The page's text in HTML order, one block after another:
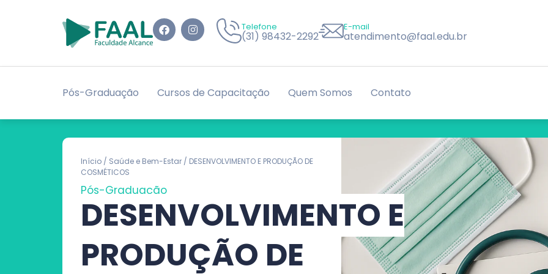
Telefone
(31) 98432-2292
E-mail
atendimento@faal.edu.br
Pós-Graduação Cursos de Capacitação Quem Somos Contato
Início / Saúde e Bem-Estar / DESENVOLVIMENTO E PRODUÇÃO DE
COSMÉTICOS
Pós-Graduação
DESENVOLVIMENTO E
PRODUÇÃO DE